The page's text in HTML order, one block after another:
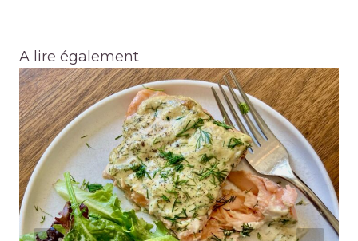
A lire également